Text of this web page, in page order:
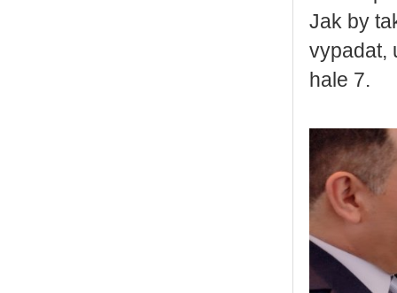
Jak by
vy­pa­dat,
hale 7.